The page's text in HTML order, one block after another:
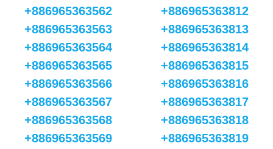
+886965363562
+886965363563
+886965363564
+886965363565
+886965363566
+886965363567
+886965363568
+886965363569
+886965363812
+886965363813
+886965363814
+886965363815
+886965363816
+886965363817
+886965363818
+886965363819